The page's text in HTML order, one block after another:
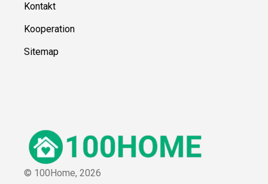
Kontakt
Kooperation
Sitemap
© 100Home, 2026